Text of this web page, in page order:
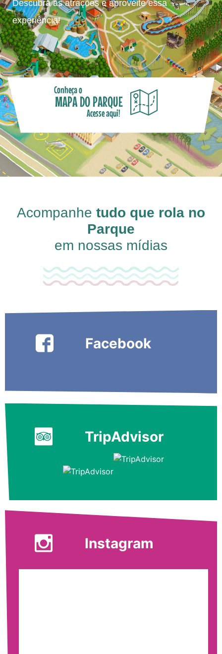
Descubra as atrações e aproveite essa
experiência!
Conheça o
MAPA DO PARQUE
Acesse aqui!
Acompanhe tudo que rola no
Parque
em nossas mídias
Facebook
TripAdvisor
Instagram